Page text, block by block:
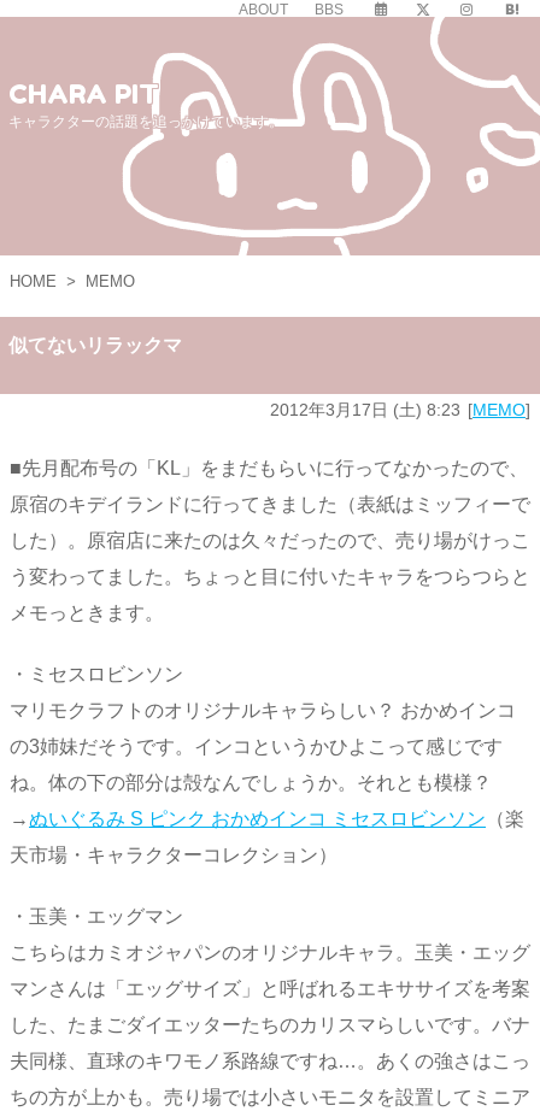
ABOUT BBS
CHARA PIT
キャラクターの話題を追っかけています。
HOME > MEMO
似てないリラックマ
2012年3月17日 (土) 8:23 MEMO
■先月配布号の「KL」をまだもらいに行ってなかったので、
原宿のキデイランドに行ってきました（表紙はミッフィーで
した）。原宿店に来たのは久々だったので、売り場がけっこ
う変わってました。ちょっと目に付いたキャラをつらつらと
メモっときます。
・ミセスロビンソン
マリモクラフトのオリジナルキャラらしい？ おかめインコ
の3姉妹だそうです。インコというかひよこって感じです
ね。体の下の部分は殻なんでしょうか。それとも模様？
→ぬいぐるみ S ピンク おかめインコ ミセスロビンソン （楽
天市場・キャラクターコレクション）
・玉美・エッグマン
こちらはカミオジャパンのオリジナルキャラ。玉美・エッグ
マンさんは「エッグサイズ」と呼ばれるエキササイズを考案
した、たまごダイエッターたちのカリスマらしいです。バナ
夫同様、直球のキワモノ系路線ですね…。あくの強さはこっ
ちの方が上かも。売り場では小さいモニタを設置してミニア